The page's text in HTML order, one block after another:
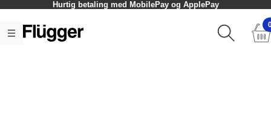
Hurtig betaling med MobilePay og ApplePay